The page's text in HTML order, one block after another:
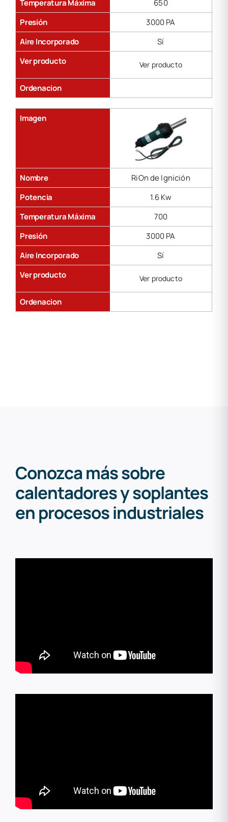
Temperatura Máxima
650
Presión
3000 PA
Aire Incorporado
Sí
Ver producto
Ver producto
Ordenacion
Imagen
Nombre
RiOn de Ignición
Potencia
1.6 Kw
Temperatura Máxima
700
Presión
3000 PA
Aire Incorporado
Sí
Ver producto
Ver producto
Ordenacion
Conozca más sobre
calentadores y soplantes
en procesos industriales